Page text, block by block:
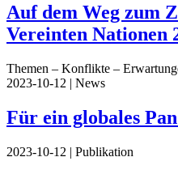
Auf dem Weg zum
Vereinten Nationen
Themen – Konflikte –
2023-10-12 | News
Für ein globales
2023-10-12 | Publikation